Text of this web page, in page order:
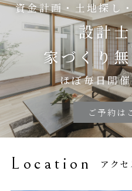
資金計画・土地探し
設計
家づくり
ほぼ毎日開
ご予約は
Location アクセ